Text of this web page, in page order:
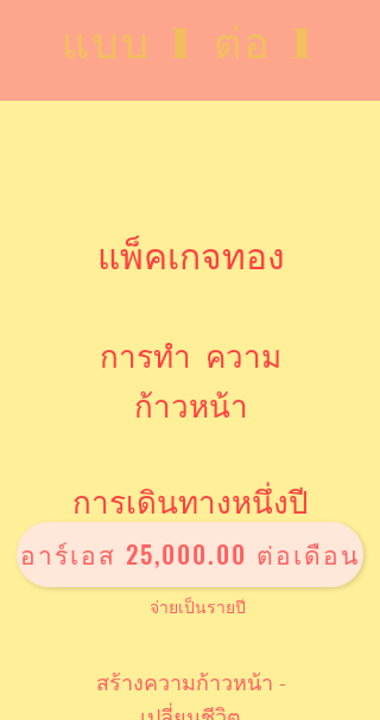
แบบ 1 ต่อ 1
แพ็คเกจทอง
การทำ ความ
ก้าวหน้า
การเดินทางหนึ่งปี
สร้างความก้าวหน้า -
จ่ายเป็นรายปี
อาร์เอส 25,000.00 ต่อเดือน